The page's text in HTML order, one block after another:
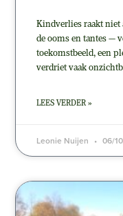
Kindverlies raakt niet
de ooms en tantes —
toekomstbeeld, een
verdriet vaak
LEES VERDER »
Leonie Nuijen 06/